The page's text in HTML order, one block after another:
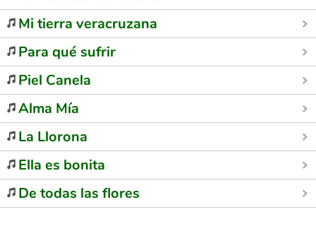
Mi tierra veracruzana
Para qué sufrir
Piel Canela
Alma Mía
La Llorona
Ella es bonita
De todas las flores